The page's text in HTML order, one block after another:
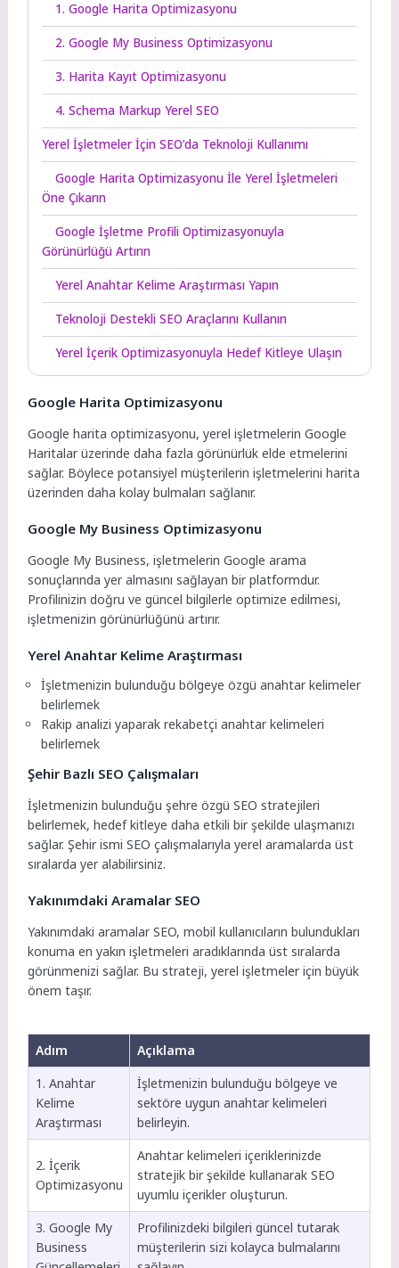
1. Google Harita Optimizasyonu
2. Google My Business Optimizasyonu
3. Harita Kayıt Optimizasyonu
4. Schema Markup Yerel SEO
Yerel İşletmeler İçin SEO’da Teknoloji Kullanımı
Google Harita Optimizasyonu İle Yerel İşletmeleri
Öne Çıkarın
Google İşletme Profili Optimizasyonuyla
Görünürlüğü Artırın
Yerel Anahtar Kelime Araştırması Yapın
Teknoloji Destekli SEO Araçlarını Kullanın
Yerel İçerik Optimizasyonuyla Hedef Kitleye Ulaşın
Google Harita Optimizasyonu
Google harita optimizasyonu, yerel işletmelerin Google
Haritalar üzerinde daha fazla görünürlük elde etmelerini
sağlar. Böylece potansiyel müşterilerin işletmelerini harita
üzerinden daha kolay bulmaları sağlanır.
Google My Business Optimizasyonu
Google My Business, işletmelerin Google arama
sonuçlarında yer almasını sağlayan bir platformdur.
Profilinizin doğru ve güncel bilgilerle optimize edilmesi,
işletmenizin görünürlüğünü artırır.
Yerel Anahtar Kelime Araştırması
İşletmenizin bulunduğu bölgeye özgü anahtar kelimeler
belirlemek
Rakip analizi yaparak rekabetçi anahtar kelimeleri
belirlemek
Şehir Bazlı SEO Çalışmaları
İşletmenizin bulunduğu şehre özgü SEO stratejileri
belirlemek, hedef kitleye daha etkili bir şekilde ulaşmanızı
sağlar. Şehir ismi SEO çalışmalarıyla yerel aramalarda üst
sıralarda yer alabilirsiniz.
Yakınımdaki Aramalar SEO
Yakınımdaki aramalar SEO, mobil kullanıcıların bulundukları
konuma en yakın işletmeleri aradıklarında üst sıralarda
görünmenizi sağlar. Bu strateji, yerel işletmeler için büyük
önem taşır.
Adım
Açıklama
1. Anahtar
Kelime
Araştırması
İşletmenizin bulunduğu bölgeye ve
sektöre uygun anahtar kelimeleri
belirleyin.
2. İçerik
Optimizasyonu
Anahtar kelimeleri içeriklerinizde
stratejik bir şekilde kullanarak SEO
uyumlu içerikler oluşturun.
3. Google My
Business
Profilinizdeki bilgileri güncel tutarak
müşterilerin sizi kolayca bulmalarını